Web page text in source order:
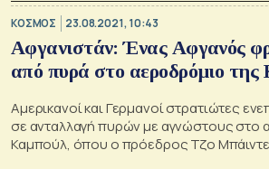
ΚΟΣΜΟΣ 23.08.2021, 10:43
Αφγανιστάν: Ένας Αφγανός
από πυρά στο αεροδρόμιο
Αμερικανοί και Γερμανοί στρατιώτες
σε ανταλλαγή πυρών με αγνώστους στο
Καμπούλ, όπου ο πρόεδρος Τζο